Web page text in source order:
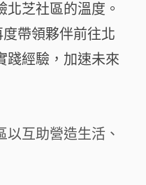
芝社區的溫度。
度帶領夥伴前往北
踐經驗，加速未來
互助營造生活、